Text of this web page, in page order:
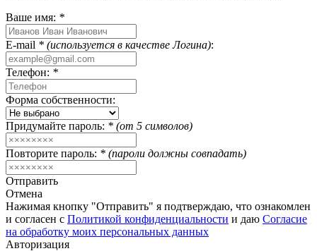
Ваше имя: *
E-mail * (используется в качестве Логина):
Телефон: *
Форма собственности:
Придумайте пароль: * (от 5 символов)
Повторите пароль: * (пароли должны совпадать)
Отправить
Отмена
Нажимая кнопку "Отправить" я подтверждаю, что ознакомлен
и согласен с Политикой конфиденциальности и даю Согласие
на обработку моих персональных данных
Авторизация